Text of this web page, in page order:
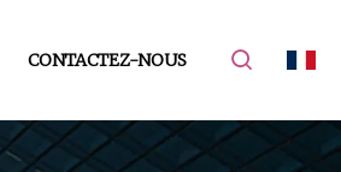
CONTACTEZ-NOUS